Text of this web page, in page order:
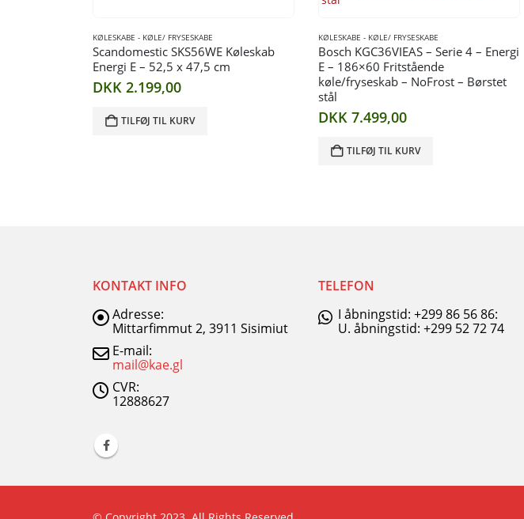
KØLESKABE - KØLE/ FRYSESKABE
Scandomestic SKS56WE Køleskab
Energi E – 52,5 x 47,5 cm
DKK 2.199,00
TILFØJ TIL KURV
KØLESKABE - KØLE/ FRYSESKABE
Bosch KGC36VIEAS – Serie 4 – Energi
E – 186×60 Fritstående
køle/fryseskab – NoFrost – Børstet
stål
DKK 7.499,00
TILFØJ TIL KURV
KONTAKT INFO
Adresse:
Mittarfimmut 2, 3911 Sisimiut
E-mail:
mail@kae.gl
CVR:
12888627
TELEFON
I åbningstid: +299 86 56 86:
U. åbningstid: +299 52 72 74